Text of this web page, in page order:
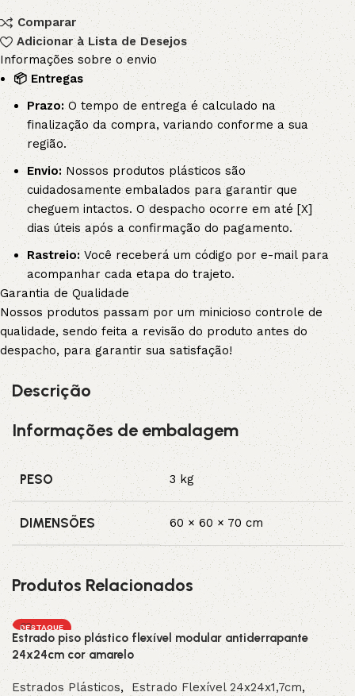
Comparar
Adicionar à Lista de Desejos
Informações sobre o envio
📦 Entregas
Prazo:O tempo de entrega é calculado na
finalização da compra, variando conforme a sua
região.
Envio:Nossos produtos plásticos são
cuidadosamente embalados para garantir que
cheguem intactos. O despacho ocorre em até [X]
dias úteis após a confirmação do pagamento.
Rastreio:Você receberá um código por e-mail para
acompanhar cada etapa do trajeto.
Garantia de Qualidade
Nossos produtos passam por um minicioso controle de
qualidade, sendo feita a revisão do produto antes do
despacho, para garantir sua satisfação!
Descrição
Informações de embalagem
PESO 3 kg
DIMENSÕES 60 × 60 × 70 cm
Produtos Relacionados
DESTAQUE
Estrado piso plástico flexível modular antiderrapante
24x24cm cor amarelo
Estrados Plásticos, Estrado Flexível 24x24x1,7cm,